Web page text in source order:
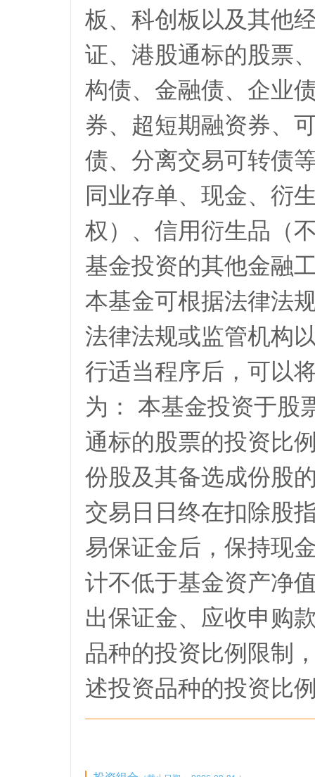
板、科创板以及其他
证、港股通标的股票
构债、金融债、企业
券、超短期融资券、
债、分离交易可转债
同业存单、现金、衍
权）、信用衍生品（
基金投资的其他金融
本基金可根据法律法
法律法规或监管机构
行适当程序后，可以
为： 本基金投资于股
通标的股票的投资比
份股及其备选成份股
交易日日终在扣除股
易保证金后，保持现
计不低于基金资产净
出保证金、应收申购
品种的投资比例限制
述投资品种的投资比